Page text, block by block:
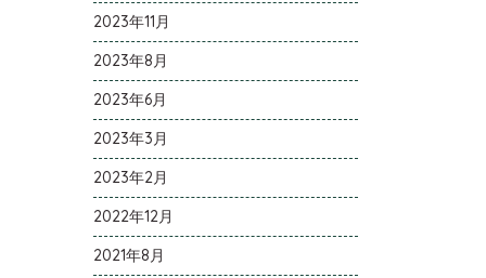
2023年11月
2023年8月
2023年6月
2023年3月
2023年2月
2022年12月
2021年8月